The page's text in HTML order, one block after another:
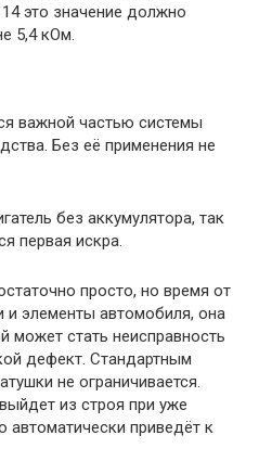
это значение должно
5,4 кОм.
важной частью системы
Без её применения не
без аккумулятора, так
первая искра.
просто, но время от
и элементы автомобиля, она
может стать неисправность
дефект. Стандартным
не ограничивается.
из строя при уже
автоматически приведёт к